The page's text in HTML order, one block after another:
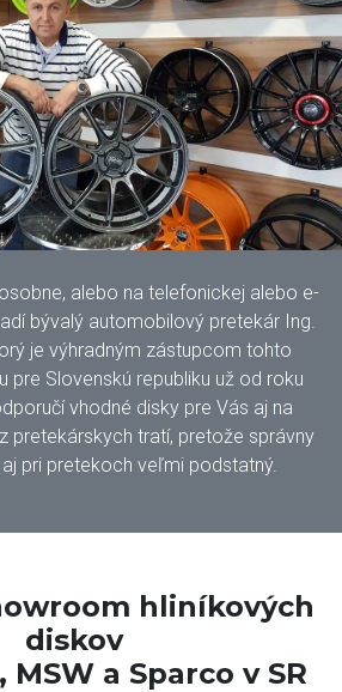
alebo na telefonickej alebo e-
bývalý automobilový pretekár Ing.
je výhradným zástupcom tohto
pre Slovenskú republiku už od roku
vhodné disky pre Vás aj na
pretekárskych tratí, pretože správny
pri pretekoch veľmi podstatný.
hliníkových
diskov
MSW a Sparco v SR